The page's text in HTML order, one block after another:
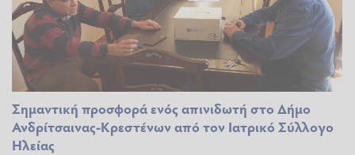
Σημαντική προσφορά ενός απινιδωτή στο Δήμο
Ανδρίτσαινας-Κρεστένων από τον Ιατρικό Σύλλογο
Ηλείας